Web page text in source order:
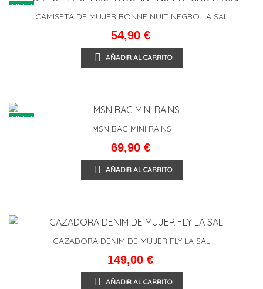
NEW
CAMISETA DE MUJER BONNE NUIT NEGRO LA SAL
54,90 €
AÑADIR AL CARRITO
NEW
MSN BAG MINI RAINS
69,90 €
AÑADIR AL CARRITO
CAZADORA DENIM DE MUJER FLY LA SAL
149,00 €
AÑADIR AL CARRITO